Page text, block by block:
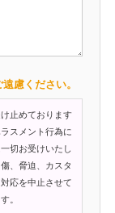
慮ください。
止めております
スメント行為に
切お受けいたし
、脅迫、カスタ
応を中止させて
。